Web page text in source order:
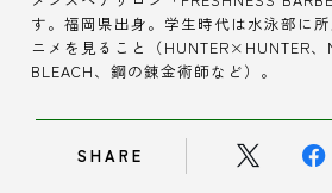
す。福岡県出身。学生時代は水泳部に
ニメを見ること（HUNTER×HUNTER、
BLEACH、鋼の錬金術師など）。
SHARE